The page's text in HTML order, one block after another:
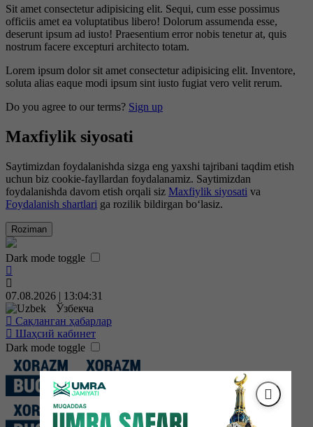
Sit amet consectetur adipisicing elit. Sequi, cum esse possimus
officiis amet ea voluptatibus libero! Dolorum assumenda esse,
deserunt ipsum ad iusto! Praesentium error nobis tenetur at, quis
nostrum facere excepturi architecto totam.
Lorem ipsum dolor sit amet consectetur adipisicing elit. Inventore,
soluta alias eaque modi ipsum sint iusto fugiat vero velit rerum.
Do you agree to our terms? Sign up
Maxfiylik siyosati
Saytimizdan foydalanishda sizga eng yaxshi tajribani taqdim etish
uchun biz cookie-fayllardan foydalanamiz. Saytimizdan
foydalanishda davom etish orqali siz Maxfiylik siyosati va
Foydalanish shartlari ga rozilik bildirgan bo‘lasiz.
Roziman
Dark mode toggle
07.08.2026 | 13:04:31
Ўзбекча
Сақланган ҳабарлар
Шаҳсий кабинет
Dark mode toggle